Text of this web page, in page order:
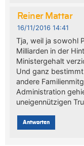
Reiner Mattar
16/11/2016 14:41
Tja, weil ja sowohl
Milliarden in der
Ministergehalt
Und ganz
andere
Administration
uneigennützigen
Antworten